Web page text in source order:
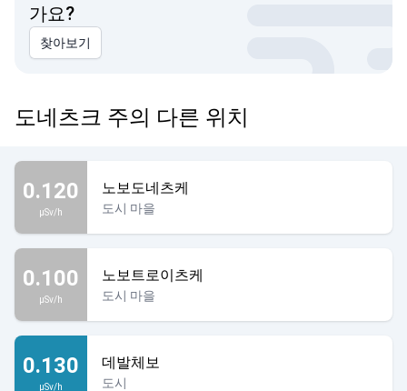
가요?
찾아보기
도네츠크 주의 다른 위치
0.120
µSv/h
노보도네츠케
도시 마을
0.100
µSv/h
노보트로이츠케
도시 마을
0.130
µSv/h
데발체보
도시